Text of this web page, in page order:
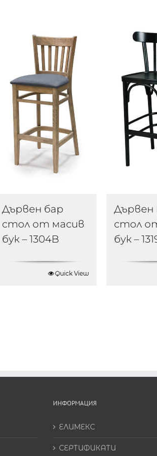
Дървен бар
стол от масив
бук – 1304B
Quick View
Дървен
стол
бук –
ИНФОРМАЦИЯ
ЕЛИМЕКС
СЕРТИФИКАТИ